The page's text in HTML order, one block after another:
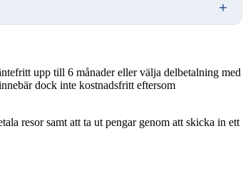
upp till 6 månader eller välja delbetalning med
dock inte kostnadsfritt eftersom
resor samt att ta ut pengar genom att skicka in ett